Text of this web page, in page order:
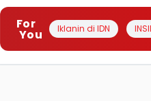
For
You Iklanin di IDN